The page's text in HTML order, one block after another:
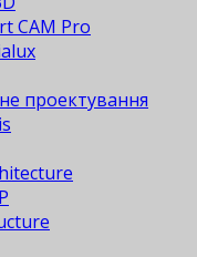
CAM Pro
проектування